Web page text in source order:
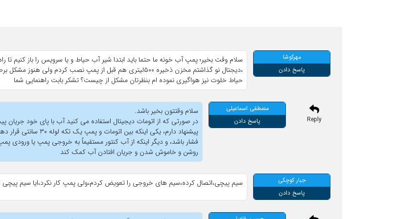
مهرکوشا
پاسخ دادن
سلام وقت بخیر؛ پمپ آب خونه ما حتما باید ابتدا شیر آب حیاط و یا سرویس را باز کنیم
،دیجتال نو گذاشتم مخزن ذخیره ۵۰۰لیتری هم قبل از پمپ نصب کردم
حیاط خلوت نیز هواگیری نموده ام بنظرتان مشکل از چیست؟ تشکر بابت راهنمایی شما
Reply
مصطفی اسماعیلی
پاسخ دادن
سلام وقتتون بخیر باشد.
در صورتی که از اتومات دیجیتال استفاده می کنید آب با پای خود جریان
پیشنهاد دارم، یکی اینکه
فشار باشد، و دیگر اینکه از آب کنتور مستقیماً به خروجی پمپ یا ورودی
روشن و خاموش شدن و جریان افتادن آب کمک کند
جبار کوچکی
پاسخ دادن
سیم پیچی،اتصال کرده،سیم های خروجی را تعویض کردم،ولی پمپ کار نکرد،ایا سیم پیچی